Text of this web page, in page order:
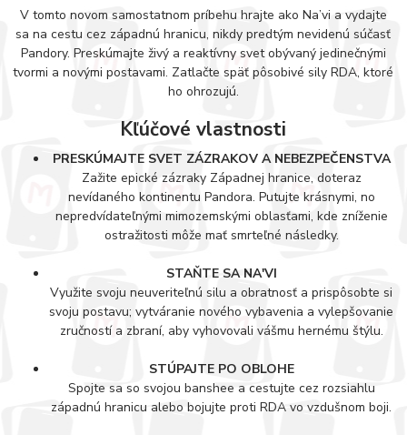
V tomto novom samostatnom príbehu hrajte ako Na’vi a vydajte
sa na cestu cez západnú hranicu, nikdy predtým nevidenú súčasť
Pandory. Preskúmajte živý a reaktívny svet obývaný jedinečnými
tvormi a novými postavami. Zatlačte späť pôsobivé sily RDA, ktoré
ho ohrozujú.
Kľúčové vlastnosti
PRESKÚMAJTE SVET ZÁZRAKOV A NEBEZPEČENSTVA
Zažite epické zázraky Západnej hranice, doteraz
nevídaného kontinentu Pandora. Putujte krásnymi, no
nepredvídateľnými mimozemskými oblasťami, kde zníženie
ostražitosti môže mať smrteľné následky.
STAŇTE SA NA'VI
Využite svoju neuveriteľnú silu a obratnosť a prispôsobte si
svoju postavu; vytváranie nového vybavenia a vylepšovanie
zručností a zbraní, aby vyhovovali vášmu hernému štýlu.
STÚPAJTE PO OBLOHE
Spojte sa so svojou banshee a cestujte cez rozsiahlu
západnú hranicu alebo bojujte proti RDA vo vzdušnom boji.